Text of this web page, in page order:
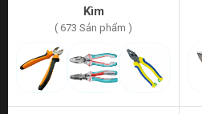
Kìm
( 673 Sản phẩm )